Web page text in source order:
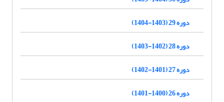
دوره 29 (1403-1404)
دوره 28 (1402-1403)
دوره 27 (1401-1402)
دوره 26 (1400-1401)